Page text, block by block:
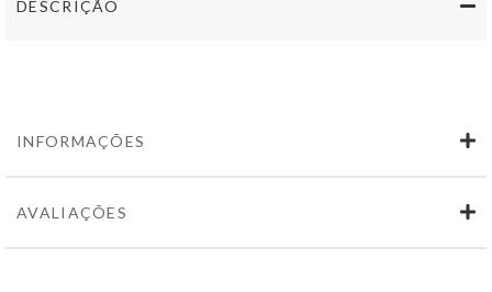
DESCRIÇÃO
INFORMAÇÕES
AVALIAÇÕES